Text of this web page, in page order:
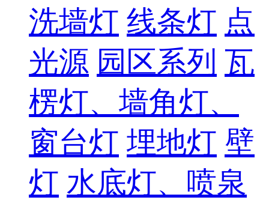
洗墙灯 线条灯 点
光源 园区系列 瓦
楞灯、墙角灯、
窗台灯 埋地灯 壁
灯 水底灯、喷泉